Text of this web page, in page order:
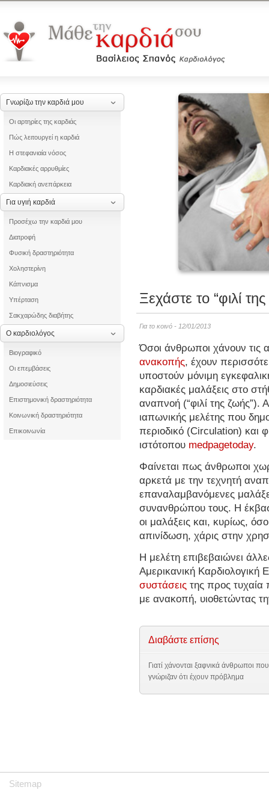
Γνωρίζω την καρδιά μου
Οι αρτηρίες της καρδιάς
Πώς λειτουργεί η καρδιά
Η στεφανιαία νόσος
Καρδιακές αρρυθμίες
Καρδιακή ανεπάρκεια
Για υγιή καρδιά
Προσέχω την καρδιά μου
Διατροφή
Φυσική δραστηριότητα
Χοληστερίνη
Κάπνισμα
Υπέρταση
Σακχαρώδης διαβήτης
Ο καρδιολόγος
Βιογραφικό
Οι επεμβάσεις
Δημοσιεύσεις
Επιστημονική δραστηριότητα
Κοινωνική δραστηριότητα
Επικοινωνία
Ξεχάστε το “φιλί
Για το κοινό - 12/01/2013
Όσοι άνθρωποι χάνουν τις
ανακοπής, έχουν
υποστούν μόνιμη
καρδιακές μαλάξεις στο
αναπνοή (“φιλί της ζωής”).
ιαπωνικής μελέτης που
περιοδικό (Circulation) και
ιστότοπου medpagetoday.
Φαίνεται πως άνθρωποι
αρκετά με την τεχνητή
επαναλαμβανόμενες
συνανθρώπου τους. Η
οι μαλάξεις και, κυρίως,
απινίδωση, χάρις στην
Η μελέτη επιβεβαιώνει
Αμερικανική Καρδιολογική
συστάσεις της προς
με ανακοπή, υιοθετώντας
Διαβάστε επίσης
Γιατί χάνονται ξαφνικά άνθρωποι
γνώριζαν ότι έχουν πρόβλημα
Sitemap